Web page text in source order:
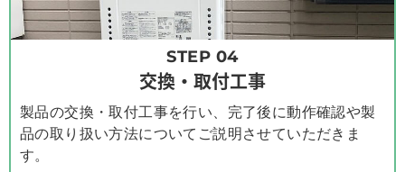
STEP 04
交換・取付工事
製品の交換・取付工事を行い、完了後に動作確認や製
品の取り扱い方法についてご説明させていただきま
す。